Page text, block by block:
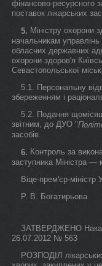
фінансово-ресурсного
поставок лікарських
5. Міністру охорони
начальникам
обласних державних
охорони здоров'я
Севастопольської
5.1. Персональну
збереженням і
5.2. Подання
звітним, до ДУО "
засобів.
6. Контроль за
заступника Міністра —
Віце-прем'єр-міністр
Р. В. Богатирьова
ЗАТВЕРДЖЕНО Наказ
26.07.2012 № 563
РОЗПОДІЛ